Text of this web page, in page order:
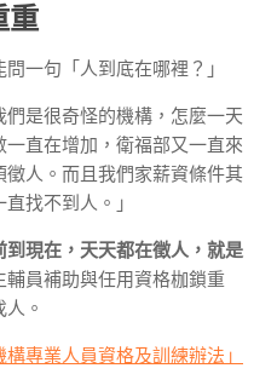
重
一句「人到底在哪裡？」
是很奇怪的機構，怎麼一天
直在增加，衛福部又一直來
人。而且我們家薪資條件其
找不到人。」
到現在，天天都在徵人，就是
輔員補助與任用資格枷鎖重
。
構專業人員資格及訓練辦法」